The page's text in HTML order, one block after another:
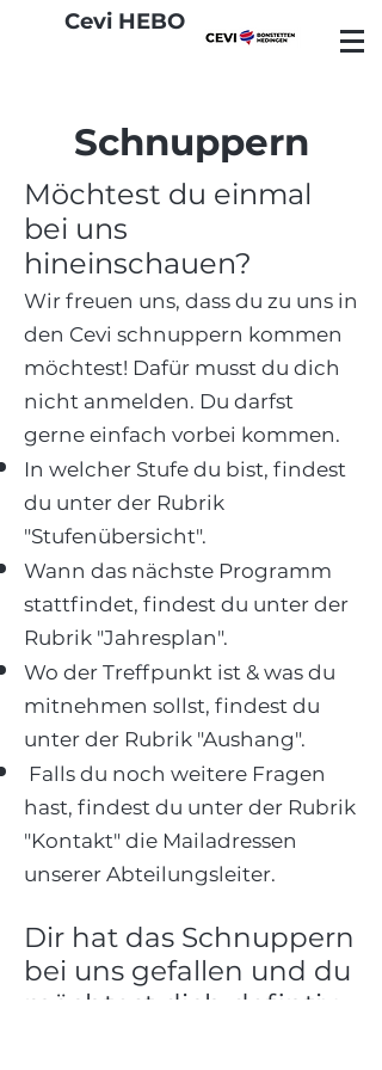
Cevi HEBO
Schnuppern
Möchtest du einmal
bei uns
hineinschauen?
Wir freuen uns, dass du zu uns in
den Cevi schnuppern kommen
möchtest! Dafür musst du dich
nicht anmelden. Du darfst
gerne einfach vorbei kommen.
In welcher Stufe du bist, findest
du unter der Rubrik
"Stufenübersicht".
Wann das nächste Programm
stattfindet, findest du unter der
Rubrik "Jahresplan".
Wo der Treffpunkt ist & was du
mitnehmen sollst, findest du
unter der Rubrik "Aushang".
Falls du noch weitere Fragen
hast, findest du unter der Rubrik
"Kontakt" die Mailadressen
unserer Abteilungsleiter.
Dir hat das Schnuppern
bei uns gefallen und du
möchtest dich defintiv